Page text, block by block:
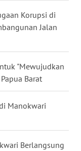
Korupsi di
Jalan
"Mewujudkan
Barat
Manokwari
Berlangsung